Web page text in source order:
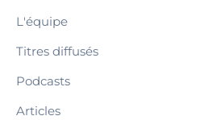
L'équipe
Titres diffusés
Podcasts
Articles